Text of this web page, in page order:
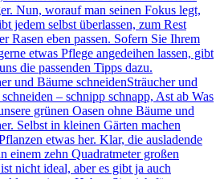
Nun, worauf man seinen Fokus legt,
jedem selbst überlassen, zum Rest
Rasen eben passen. Sofern Sie Ihrem
etwas Pflege angedeihen lassen, gibt
die passenden Tipps dazu.
und Bäume schneidenSträucher und
– schnipp schnapp, Ast ab Was
grünen Oasen ohne Bäume und
Selbst in kleinen Gärten machen
etwas her. Klar, die ausladende
einem zehn Quadratmeter großen
nicht ideal, aber es gibt ja auch